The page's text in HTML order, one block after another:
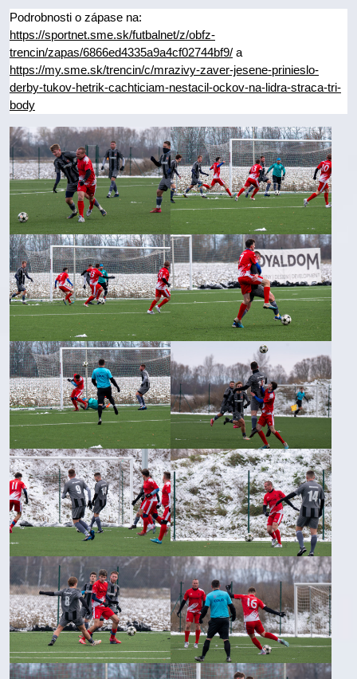
Podrobnosti o zápase na:
https://sportnet.sme.sk/futbalnet/z/obfz-
trencin/zapas/6866ed4335a9a4cf02744bf9/ a
https://my.sme.sk/trencin/c/mrazivy-zaver-jesene-prinieslo-
derby-tukov-hetrik-cachticiam-nestacil-ockov-na-lidra-straca-tri-
body